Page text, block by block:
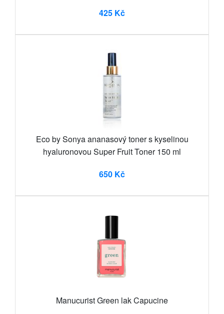
425 Kč
Eco by Sonya ananasový toner s kyselinou
hyaluronovou Super Fruit Toner 150 ml
650 Kč
Manucurist Green lak Capucine